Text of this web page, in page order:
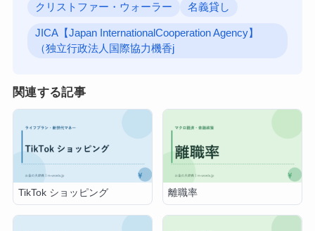
クリストファー・ウォーラー 名義貸し
JICA【Japan InternationalCooperation Agency】
（独立行政法人国際協力機香j
関連する記事
TikTok ショッピング 離職率